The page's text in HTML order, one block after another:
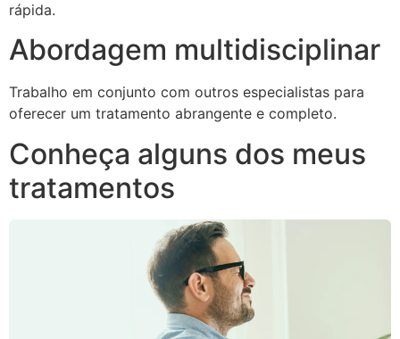
rápida.
Abordagem multidisciplinar
Trabalho em conjunto com outros especialistas para
oferecer um tratamento abrangente e completo.
Conheça alguns dos meus
tratamentos